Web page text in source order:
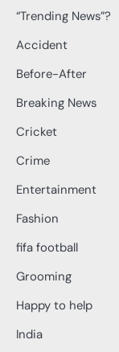
“Trending News”?
Accident
Before-After
Breaking News
Cricket
Crime
Entertainment
Fashion
fifa football
Grooming
Happy to help
India